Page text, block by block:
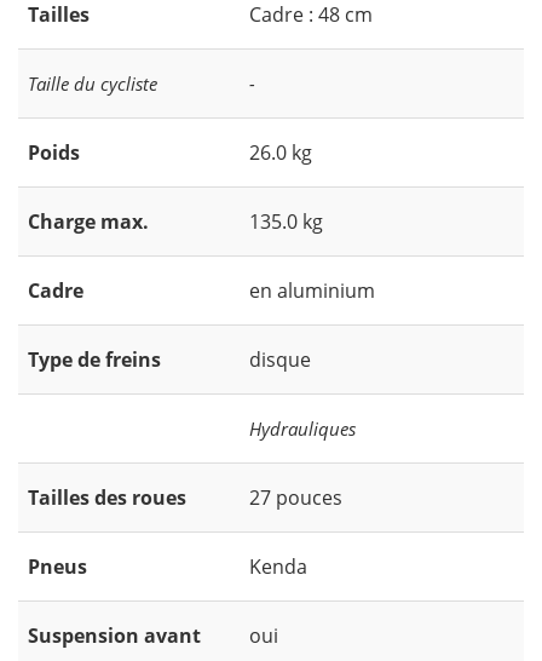
Tailles Cadre : 48 cm
Taille du cycliste -
Poids 26.0 kg
Charge max. 135.0 kg
Cadre en aluminium
Type de freins disque
Hydrauliques
Tailles des roues 27 pouces
Pneus Kenda
Suspension avant oui